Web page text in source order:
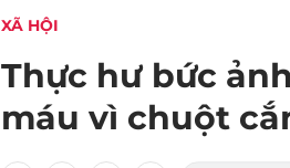
XÃ HỘI
Thực hư bức
máu vì chuột